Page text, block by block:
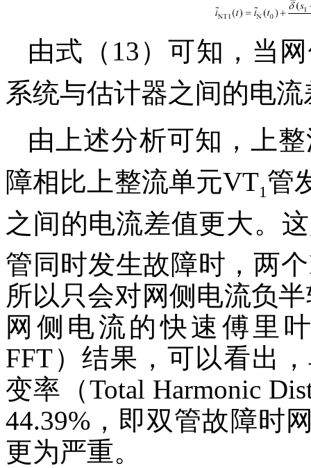
由式（13）可知，当
系统与估计器之间的电流
由上述分析可知，上
障相比上整流单元VT1 管
之间的电流差值更大。
管同时发生故障时，两
所以只会对网侧电流负
网侧电流的快速傅里叶
FFT）结果，可以看出
变率（Total Harmonic
44.39%，即双管故障时
更为严重。